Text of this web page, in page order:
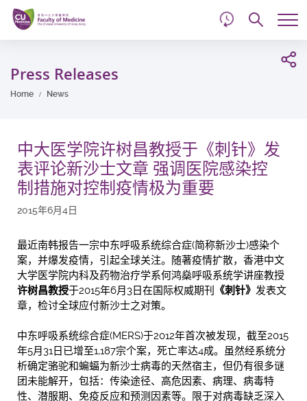
Skip
main
content
Press Releases
Home News
中大医学院许树昌教授于《刺针》发
表评论新沙士文章 强调医院感染控
制措施对控制疫情极为重要
2015年6月4日
最近南韩报告一宗中东呼吸系统综合症(简称新沙士)感染个
案，并爆发疫情，引起全球关注。随著疫情扩散，香港中文
大学医学院内科及药物治疗学系何鸿燊呼吸系统学讲座教授
许树昌教授于2015年6月3日在国际权威期刊 《刺针》 发表文
章，检讨全球应付新沙士之对策。
中东呼吸系统综合症(MERS)于2012年首次被发现，截至2015
年5月31日已增至1,187宗个案，死亡率达4成。虽然经系统分
析确定骆驼和蝙蝠为新沙士病毒的天然宿主，但仍有很多谜
团未能解开，包括：传染途径、高危因素、病理、病毒特
性、潜服期、免疫反应和预测因素等。限于对病毒缺乏深入